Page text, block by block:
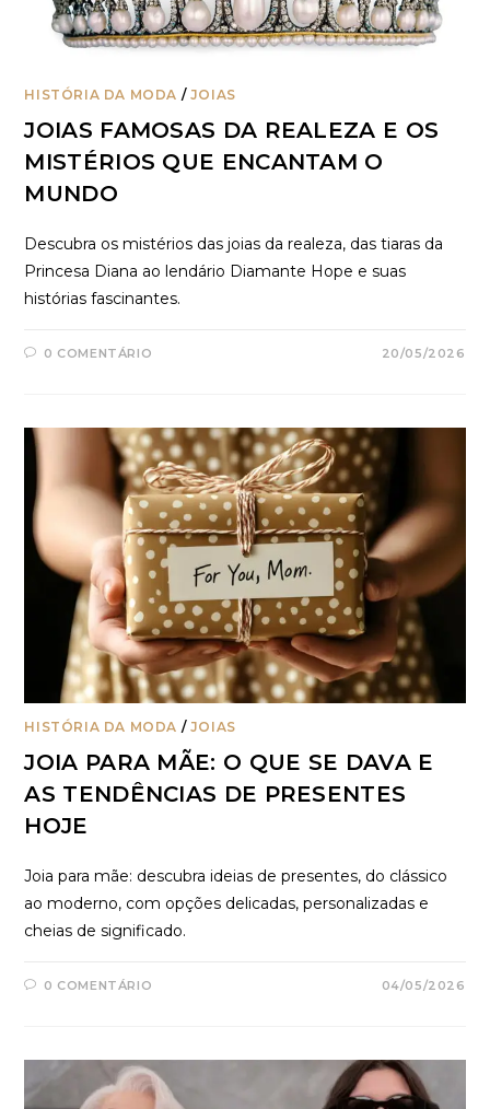
HISTÓRIA DA MODA / JOIAS
JOIAS FAMOSAS DA REALEZA E OS
MISTÉRIOS QUE ENCANTAM O
MUNDO
Descubra os mistérios das joias da realeza, das tiaras da
Princesa Diana ao lendário Diamante Hope e suas
histórias fascinantes.
0 COMENTÁRIO 20/05/2026
HISTÓRIA DA MODA / JOIAS
JOIA PARA MÃE: O QUE SE DAVA E
AS TENDÊNCIAS DE PRESENTES
HOJE
Joia para mãe: descubra ideias de presentes, do clássico
ao moderno, com opções delicadas, personalizadas e
cheias de significado.
0 COMENTÁRIO 04/05/2026